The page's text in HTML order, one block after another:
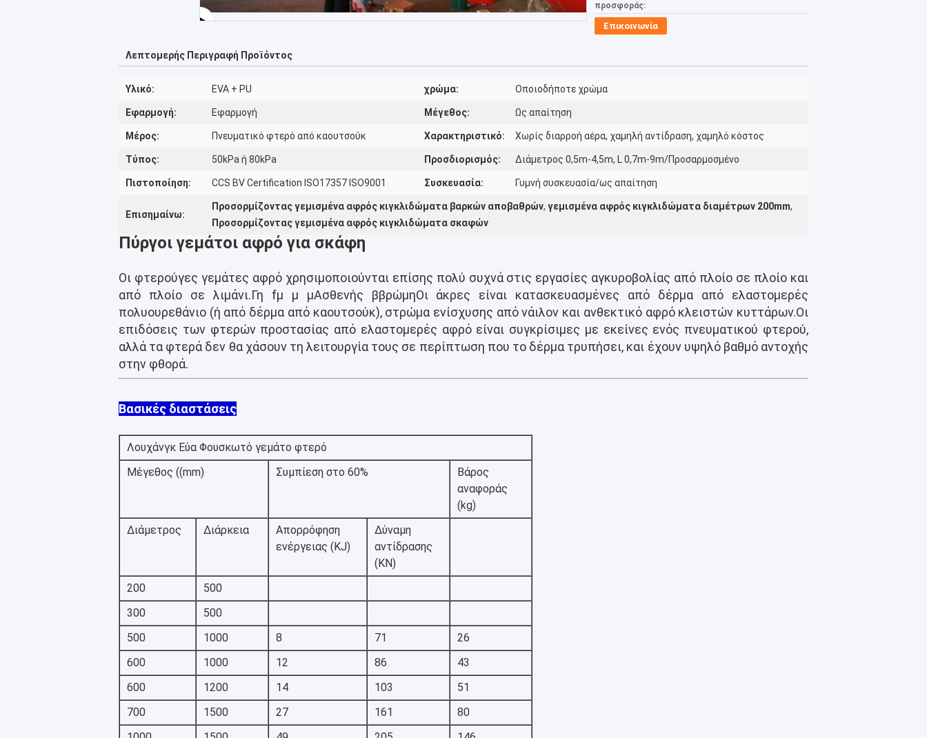
προσφοράς:
Επικοινωνία
Λεπτομερής Περιγραφή Προϊόντος
Υλικό: EVA + PU χρώμα: Οποιοδήποτε χρώμα
Εφαρμογή: Εφαρμογή Μέγεθος: Ως απαίτηση
Μέρος: Πνευματικό φτερό από καουτσούκ Χαρακτηριστικό: Χωρίς διαρροή αέρα, χαμηλή αντίδραση, χαμηλό κόστος
Τύπος: 50kPa ή 80kPa Προσδιορισμός: Διάμετρος 0,5m-4,5m, L 0,7m-9m/Προσαρμοσμένο
Πιστοποίηση: CCS BV Certification ISO17357 ISO9001 Συσκευασία: Γυμνή συσκευασία/ως απαίτηση
Επισημαίνω:
Προσορμίζοντας γεμισμένα αφρός κιγκλιδώματα βαρκών αποβαθρών, γεμισμένα αφρός κιγκλιδώματα διαμέτρων 200mm,
Προσορμίζοντας γεμισμένα αφρός κιγκλιδώματα σκαφών
Πύργοι γεμάτοι αφρό για σκάφη
Οι φτερούγες γεμάτες αφρό χρησιμοποιούνται επίσης πολύ συχνά στις εργασίες αγκυροβολίας από πλοίο σε πλοίο και
από πλοίο σε λιμάνι.Γη fμ μ μΑσθενής ββρώμηΟι άκρες είναι κατασκευασμένες από δέρμα από ελαστομερές
πολυουρεθάνιο (ή από δέρμα από καουτσούκ), στρώμα ενίσχυσης από νάιλον και ανθεκτικό αφρό κλειστών κυττάρων.Οι
επιδόσεις των φτερών προστασίας από ελαστομερές αφρό είναι συγκρίσιμες με εκείνες ενός πνευματικού φτερού,
αλλά τα φτερά δεν θα χάσουν τη λειτουργία τους σε περίπτωση που το δέρμα τρυπήσει, και έχουν υψηλό βαθμό αντοχής
στην φθορά.
Βασικές διαστάσεις
Λουχάνγκ Εύα Φουσκωτό γεμάτο φτερό
Μέγεθος ((mm)
Συμπίεση στο 60%
Βάρος
αναφοράς
(kg)
Διάμετρος
Διάρκεια
Απορρόφηση
ενέργειας (KJ)
Δύναμη
αντίδρασης
(KN)
200
500
300
500
500
1000 8 71
26
600
1000 12 86
43
600
1200 14 103
51
700
1500 27 161
80